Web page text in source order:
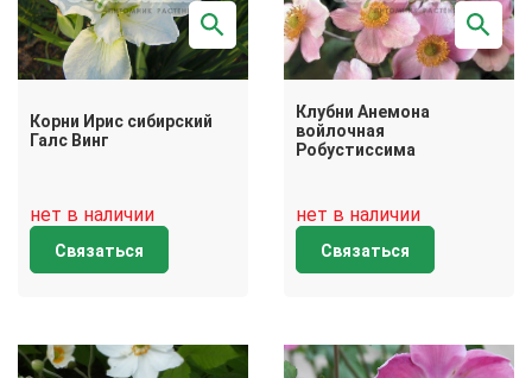
Корни Ирис сибирский
Галс Винг
нет в наличии
Связаться
Клубни Анемона
войлочная
Робустиссима
нет в наличии
Связаться